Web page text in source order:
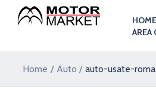
HOME
AREA
Home Auto auto-usate-roma